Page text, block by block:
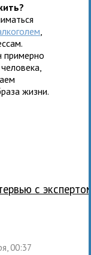
примерно
жизни.
с
00:37